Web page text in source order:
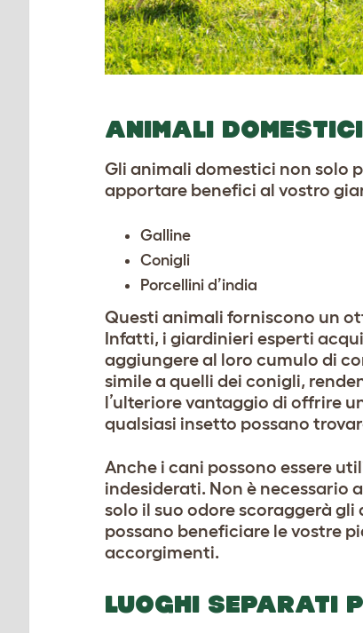
ANIMALI
Gli animali domestici non solo
apportare benefici al vostro
Galline
Conigli
Porcellini d’india
Questi animali forniscono un
Infatti, i giardinieri esperti
aggiungere al loro cumulo di
simile a quelli dei conigli,
l’ulteriore vantaggio di offrire
qualsiasi insetto possano
Anche i cani possono essere
indesiderati. Non è necessario
solo il suo odore scoraggerà
possano beneficiare le vostre
accorgimenti.
LUOGHI SEPARATI